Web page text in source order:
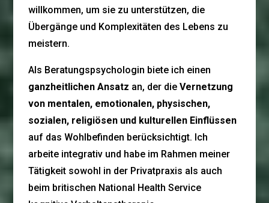
willkommen, um sie zu unterstützen, die
Übergänge und Komplexitäten des Lebens zu
meistern.
Als Beratungspsychologin biete ich einen
ganzheitlichen Ansatz an, der dieVernetzung
von mentalen, emotionalen, physischen,
sozialen, religiösen und kulturellen Einflüssen
auf das Wohlbefinden berücksichtigt. Ich
arbeite integrativ und habe im Rahmen meiner
Tätigkeit sowohl in der Privatpraxis als auch
beim britischen National Health Service